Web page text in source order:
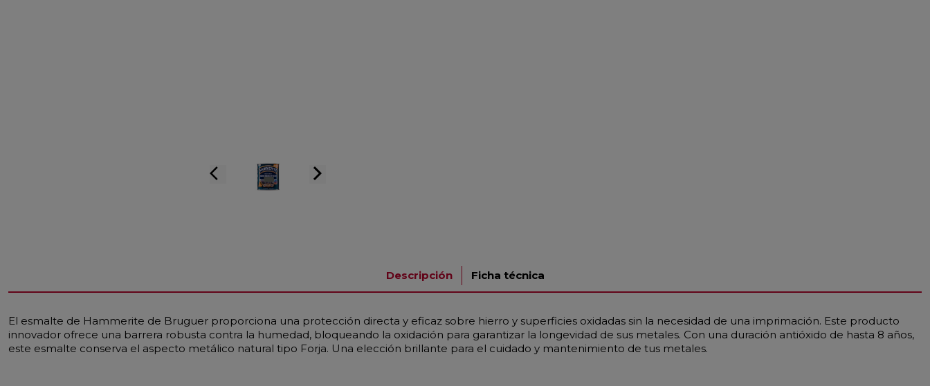
arrow_back_ios arrow_forward_ios
Descripción Ficha técnica
El esmalte de Hammerite de Bruguer proporciona una protección directa y eficaz sobre hierro y superficies oxidadas sin la necesidad de una imprimación. Este producto
innovador ofrece una barrera robusta contra la humedad, bloqueando la oxidación para garantizar la longevidad de sus metales. Con una duración antióxido de hasta 8 años,
este esmalte conserva el aspecto metálico natural tipo Forja. Una elección brillante para el cuidado y mantenimiento de tus metales.